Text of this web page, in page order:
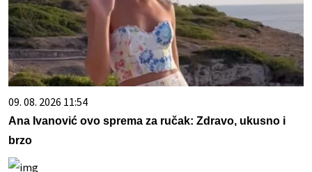
09. 08. 2026 11:54
Ana Ivanović ovo sprema za ručak: Zdravo, ukusno i
brzo